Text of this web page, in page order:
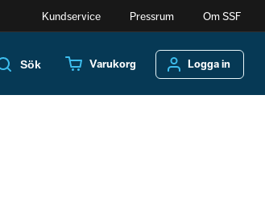
Kundservice Pressrum Om SSF
Sök Varukorg Logga in